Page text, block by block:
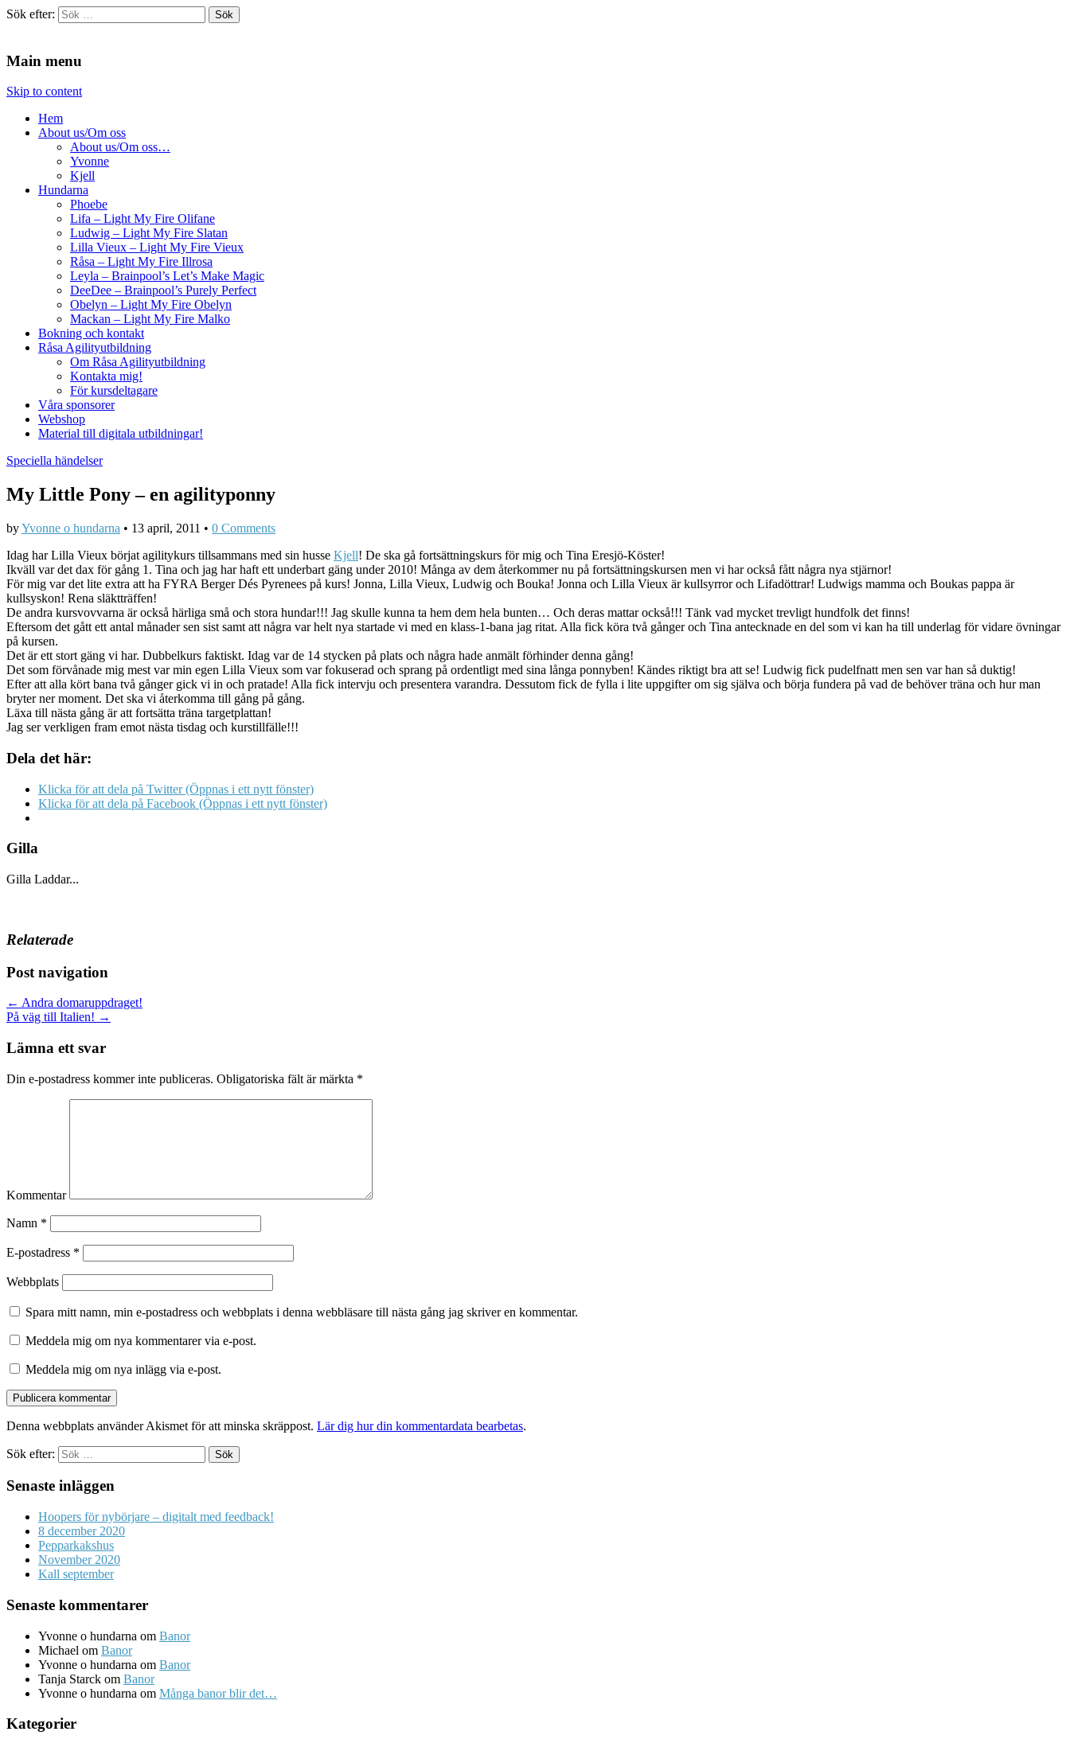
Sök efter:
Main menu
Skip to content
Hem
About us/Om oss
About us/Om oss…
Yvonne
Kjell
Hundarna
Phoebe
Lifa – Light My Fire Olifane
Ludwig – Light My Fire Slatan
Lilla Vieux – Light My Fire Vieux
Råsa – Light My Fire Illrosa
Leyla – Brainpool’s Let’s Make Magic
DeeDee – Brainpool’s Purely Perfect
Obelyn – Light My Fire Obelyn
Mackan – Light My Fire Malko
Bokning och kontakt
Råsa Agilityutbildning
Om Råsa Agilityutbildning
Kontakta mig!
För kursdeltagare
Våra sponsorer
Webshop
Material till digitala utbildningar!
Speciella händelser
My Little Pony – en agilityponny
byYvonne o hundarna • 13 april, 2011 • 0 Comments
Idag har Lilla Vieux börjat agilitykurs tillsammans med sin husse Kjell! De ska gå fortsättningskurs för mig och Tina Eresjö-Köster!
Ikväll var det dax för gång 1. Tina och jag har haft ett underbart gäng under 2010! Många av dem återkommer nu på fortsättningskursen men vi har också fått några nya stjärnor!
För mig var det lite extra att ha FYRA Berger Dés Pyrenees på kurs! Jonna, Lilla Vieux, Ludwig och Bouka! Jonna och Lilla Vieux är kullsyrror och Lifadöttrar! Ludwigs mamma och Boukas pappa är
kullsyskon! Rena släktträffen!
De andra kursvovvarna är också härliga små och stora hundar!!! Jag skulle kunna ta hem dem hela bunten… Och deras mattar också!!! Tänk vad mycket trevligt hundfolk det finns!
Eftersom det gått ett antal månader sen sist samt att några var helt nya startade vi med en klass-1-bana jag ritat. Alla fick köra två gånger och Tina antecknade en del som vi kan ha till underlag för vidare övningar
på kursen.
Det är ett stort gäng vi har. Dubbelkurs faktiskt. Idag var de 14 stycken på plats och några hade anmält förhinder denna gång!
Det som förvånade mig mest var min egen Lilla Vieux som var fokuserad och sprang på ordentligt med sina långa ponnyben! Kändes riktigt bra att se! Ludwig fick pudelfnatt men sen var han så duktig!
Efter att alla kört bana två gånger gick vi in och pratade! Alla fick intervju och presentera varandra. Dessutom fick de fylla i lite uppgifter om sig själva och börja fundera på vad de behöver träna och hur man
bryter ner moment. Det ska vi återkomma till gång på gång.
Läxa till nästa gång är att fortsätta träna targetplattan!
Jag ser verkligen fram emot nästa tisdag och kurstillfälle!!!
Dela det här:
Klicka för att dela på Twitter (Öppnas i ett nytt fönster)
Klicka för att dela på Facebook (Öppnas i ett nytt fönster)
Gilla
Gilla Laddar...
Relaterade
Post navigation
← Andra domaruppdraget!
På väg till Italien! →
Lämna ett svar
Din e-postadress kommer inte publiceras. Obligatoriska fält är märkta *
Kommentar
Namn *
E-postadress *
Webbplats
Spara mitt namn, min e-postadress och webbplats i denna webbläsare till nästa gång jag skriver en kommentar.
Meddela mig om nya kommentarer via e-post.
Meddela mig om nya inlägg via e-post.
Denna webbplats använder Akismet för att minska skräppost. Lär dig hur din kommentardata bearbetas.
Sök efter:
Senaste inläggen
Hoopers för nybörjare – digitalt med feedback!
8 december 2020
Pepparkakshus
November 2020
Kall september
Senaste kommentarer
Yvonne o hundarna om Banor
Michael om Banor
Yvonne o hundarna om Banor
Tanja Starck om Banor
Yvonne o hundarna om Många banor blir det…
Kategorier